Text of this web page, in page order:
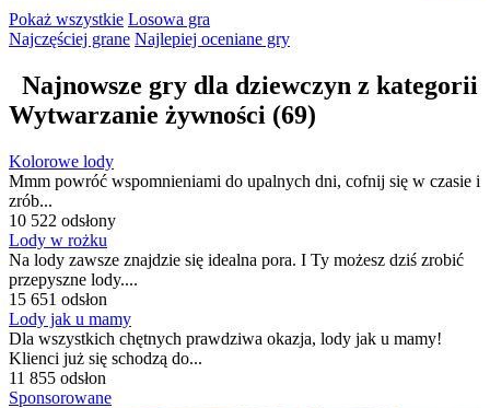
Pokaż wszystkie Losowa gra
Najczęściej grane Najlepiej oceniane gry
Najnowsze gry dla dziewczyn z kategorii
Wytwarzanie żywności (69)
Kolorowe lody
Mmm powróć wspomnieniami do upalnych dni, cofnij się w czasie i
zrób...
10 522 odsłony
Lody w rożku
Na lody zawsze znajdzie się idealna pora. I Ty możesz dziś zrobić
przepyszne lody....
15 651 odsłon
Lody jak u mamy
Dla wszystkich chętnych prawdziwa okazja, lody jak u mamy!
Klienci już się schodzą do...
11 855 odsłon
Sponsorowane